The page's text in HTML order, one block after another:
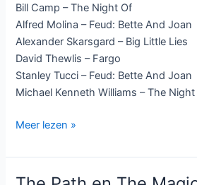
Bill Camp – The Night Of
Alfred Molina – Feud: Bette And Joan
Alexander Skarsgard – Big Little Lies
David Thewlis – Fargo
Stanley Tucci – Feud: Bette And Joan
Michael Kenneth Williams – The
Emmy
2017
bekend:
Meer lezen »